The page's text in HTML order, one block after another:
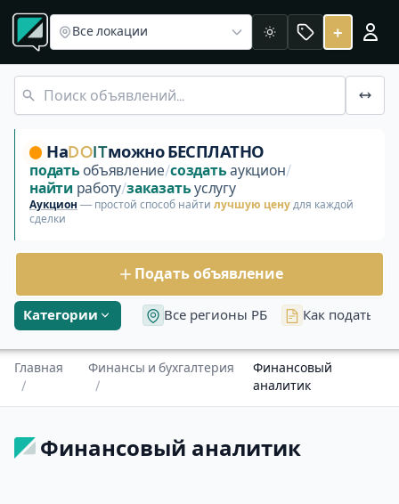
Финансовый аналитик
Раздел «Финансы и бухгалтерия: Финансовый
Все локации Светлая +
Категории Все регионы РБ Как подать
НаDOITможно БЕСПЛАТНО
подать объявление/создать аукцион/
найти работу/заказать услугу
Аукцион — простой способ найти лучшую цену для каждой
сделки
Подать объявление
Главная
/
Финансы и бухгалтерия
/
Финансовый
аналитик
Финансовый аналитик